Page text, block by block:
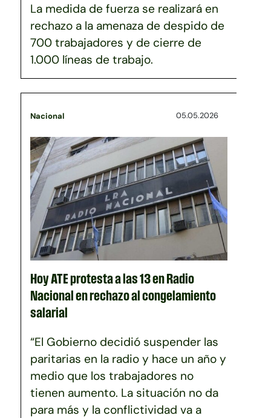
La medida de fuerza se realizará en
rechazo a la amenaza de despido de
700 trabajadores y de cierre de
1.000 líneas de trabajo.
Nacional 05.05.2026
Hoy ATE protesta a las 13 en Radio
Nacional en rechazo al congelamiento
salarial
“El Gobierno decidió suspender las
paritarias en la radio y hace un año y
medio que los trabajadores no
tienen aumento. La situación no da
para más y la conflictividad va a